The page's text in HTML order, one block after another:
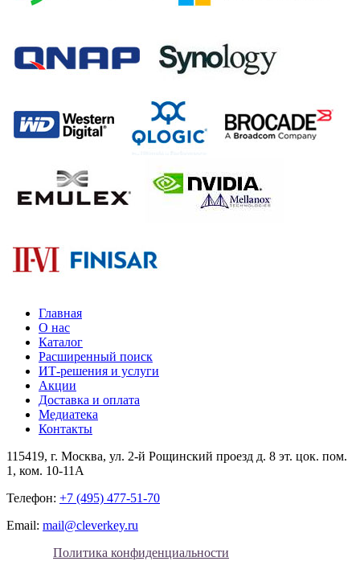
Главная
О нас
Каталог
Расширенный поиск
ИТ-решения и услуги
Акции
Доставка и оплата
Медиатека
Контакты
115419, г. Москва, ул. 2-й Рощинский проезд д. 8 эт. цок. пом.
1, ком. 10-11А
Телефон: +7 (495) 477-51-70
Email: mail@cleverkey.ru
Политика конфиденциальности